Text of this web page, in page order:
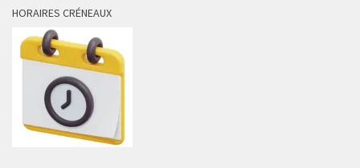
HORAIRES CRÉNEAUX